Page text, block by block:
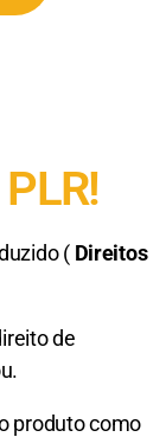
( Direitos
de
produto como